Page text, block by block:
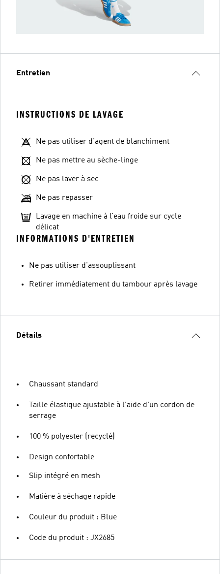
Entretien
INSTRUCTIONS DE LAVAGE
Ne pas utiliser d'agent de blanchiment
Ne pas mettre au sèche-linge
Ne pas laver à sec
Ne pas repasser
Lavage en machine à l’eau froide sur cycle
délicat
INFORMATIONS D'ENTRETIEN
Ne pas utiliser d'assouplissant
Retirer immédiatement du tambour après lavage
Détails
Chaussant standard
Taille élastique ajustable à l'aide d'un cordon de
serrage
100 % polyester (recyclé)
Design confortable
Slip intégré en mesh
Matière à séchage rapide
Couleur du produit : Blue
Code du produit : JX2685